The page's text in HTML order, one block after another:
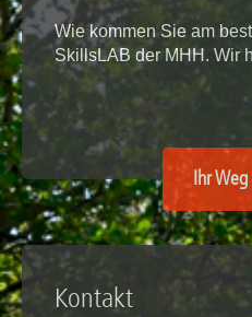
Wie kommen Sie am
SkillsLAB der MHH. Wir
Ihr Weg
Kontakt